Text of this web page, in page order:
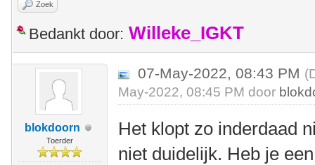
Zoek
Bedankt door: Willeke_IGKT
blokdoorn
Toerder
07-May-2022, 08:43 PM
May-2022, 08:45 PM door
Het klopt zo inderdaad
niet duidelijk. Heb je